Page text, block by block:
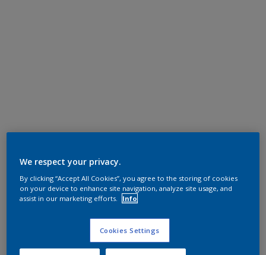
We respect your privacy.
By clicking “Accept All Cookies”, you agree to the storing of cookies
on your device to enhance site navigation, analyze site usage, and
assist in our marketing efforts.
Info
Cookies Settings